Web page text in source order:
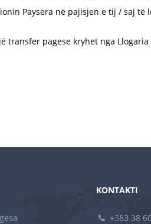
Paysera në pajisjen e tij / saj të
pagese kryhet nga Llogaria
KONTAKTI
+383 38